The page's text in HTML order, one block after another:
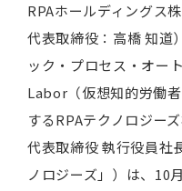
RPAホールディングス
代表取締役：高橋 知道
ック・プロセス・オー
Labor（仮想知的労働
するRPAテクノロジー
代表取締役 執行役員社
ノロジーズ」）は、10